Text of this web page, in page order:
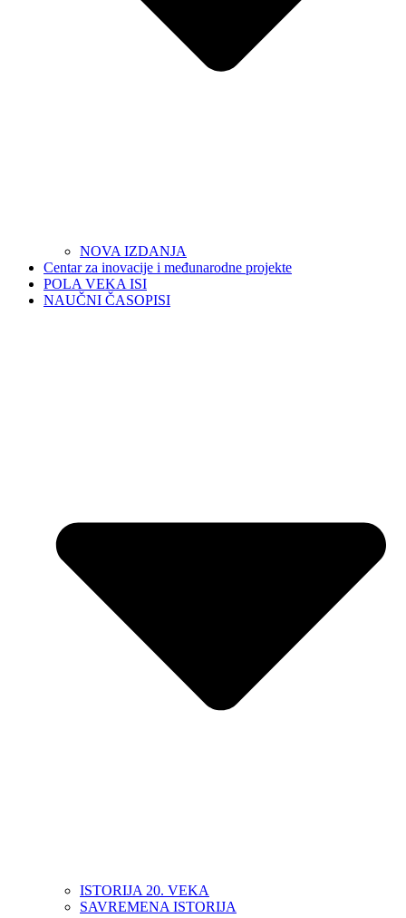
NOVA IZDANJA
Centar za inovacije i međunarodne projekte
POLA VEKA ISI
NAUČNI ČASOPISI
ISTORIJA 20. VEKA
SAVREMENA ISTORIJA